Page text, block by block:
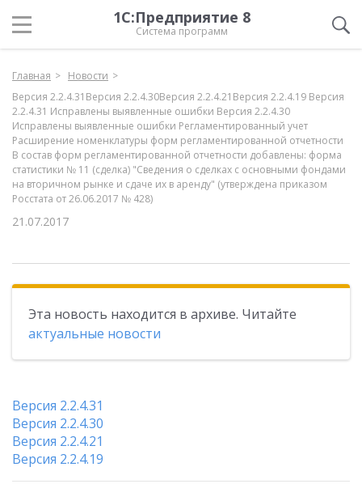
1С:Предприятие 8
Система программ
Главная
Новости
Версия 2.2.4.31Версия 2.2.4.30Версия 2.2.4.21Версия 2.2.4.19 Версия
2.2.4.31 Исправлены выявленные ошибки Версия 2.2.4.30
Исправлены выявленные ошибки Регламентированный учет
Расширение номенклатуры форм регламентированной отчетности
В состав форм регламентированной отчетности добавлены: форма
статистики № 11 (сделка) "Сведения о сделках с основными фондами
на вторичном рынке и сдаче их в аренду" (утверждена приказом
Росстата от 26.06.2017 № 428)
21.07.2017
Эта новость находится в архиве. Читайте
актуальные новости
Версия 2.2.4.31
Версия 2.2.4.30
Версия 2.2.4.21
Версия 2.2.4.19